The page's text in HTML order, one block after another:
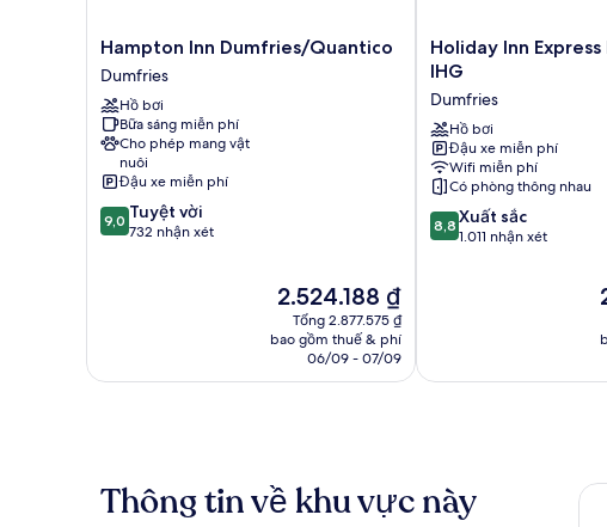
khuyết
tật
Hampton
Inn
Dumfries/Quantico
Dumfries
Hampton Inn Dumfries/Quantico
Dumfries
Hồ bơi
Bữa sáng miễn phí
Cho phép mang vật
nuôi
Đậu xe miễn phí
9.0
trên
9,0 Tuyệt vời
732 nhận xét
Giá
hiện
tại
2.524.188 ₫
2.524.188 ₫
Tổng 2.877.575 ₫
bao gồm thuế & phí
06/09 - 07/09
Holiday
Inn
Dumfries
by
IHG
Dumfries
Holiday Inn
IHG
Dumfries
Hồ bơi
Đậu xe miễn phí
Wifi miễn phí
Có phòng thông nhau
8.8
trên
8,8 Xuất sắc
1.011 nhận xét
Thông tin về khu vực này